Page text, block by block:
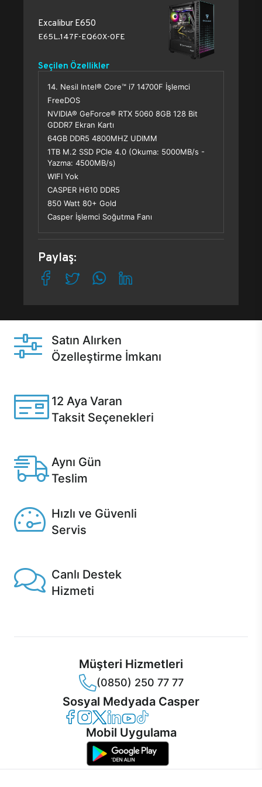
Excalibur E650
E65L.147F-EQ60X-0FE
Seçilen Özellikler
14. Nesil Intel® Core™ i7 14700F İşlemci
FreeDOS
NVIDIA® GeForce® RTX 5060 8GB 128 Bit
GDDR7 Ekran Kartı
64GB DDR5 4800MHZ UDIMM
1TB M.2 SSD PCle 4.0 (Okuma: 5000MB/s -
Yazma: 4500MB/s)
WIFI Yok
CASPER H610 DDR5
850 Watt 80+ Gold
Casper İşlemci Soğutma Fanı
Paylaş:
Satın Alırken
Özelleştirme İmkanı
12 Aya Varan
Taksit Seçenekleri
Aynı Gün
Teslim
Hızlı ve Güvenli
Servis
Canlı Destek
Hizmeti
Müşteri Hizmetleri
(0850) 250 77 77
Sosyal Medyada Casper
Casper Facebook
Casper Instagram
Casper Twitter
Casper LinkedIn
Casper YouTube
Casper TikTok
Mobil Uygulama